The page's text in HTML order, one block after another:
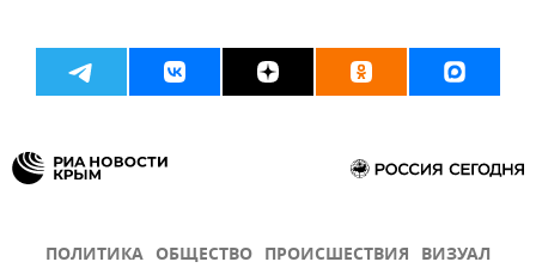
ПОЛИТИКА ОБЩЕСТВО ПРОИСШЕСТВИЯ ВИЗУАЛ